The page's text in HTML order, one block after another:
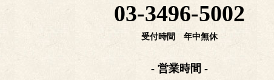
03-3496-5002
受付時間 年中無休
- 営業時間 -